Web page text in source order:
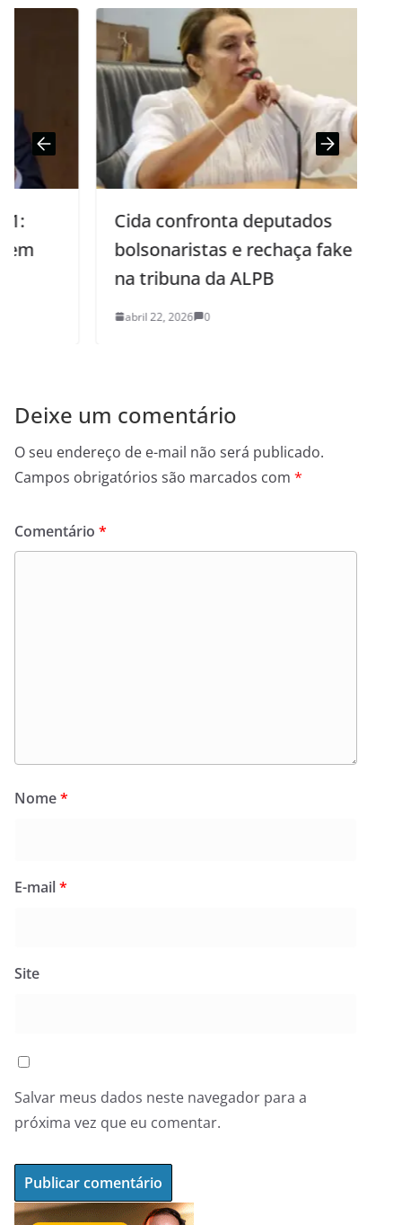
Cida confronta deputados
bolsonaristas e rechaça fake news
na tribuna da ALPB
abril 22, 2026 0
Deixe um comentário
O seu endereço de e-mail não será publicado.
Campos obrigatórios são marcados com *
Comentário *
Nome*
E-mail*
Site
Salvar meus dados neste navegador para a
próxima vez que eu comentar.